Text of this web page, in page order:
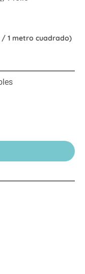
/ 1 metro cuadrado)
la